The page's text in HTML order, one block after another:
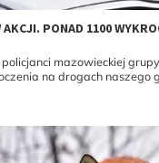
PONAD 1100
mazowieckiej
na drogach naszego